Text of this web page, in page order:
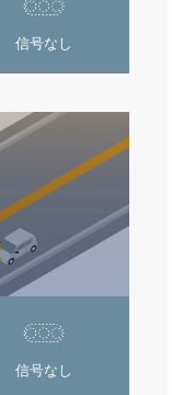
信号なし
信号なし